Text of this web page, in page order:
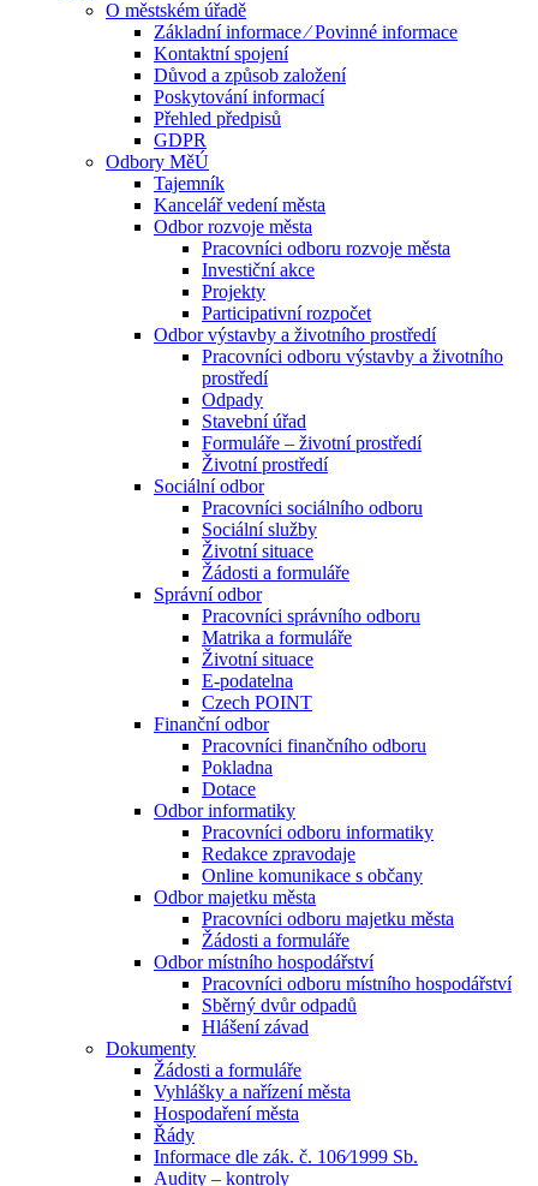
O městském úřadě
Základní informace ⁄ Povinné informace
Kontaktní spojení
Důvod a způsob založení
Poskytování informací
Přehled předpisů
GDPR
Odbory MěÚ
Tajemník
Kancelář vedení města
Odbor rozvoje města
Pracovníci odboru rozvoje města
Investiční akce
Projekty
Participativní rozpočet
Odbor výstavby a životního prostředí
Pracovníci odboru výstavby a životního
prostředí
Odpady
Stavební úřad
Formuláře – životní prostředí
Životní prostředí
Sociální odbor
Pracovníci sociálního odboru
Sociální služby
Životní situace
Žádosti a formuláře
Správní odbor
Pracovníci správního odboru
Matrika a formuláře
Životní situace
E-podatelna
Czech POINT
Finanční odbor
Pracovníci finančního odboru
Pokladna
Dotace
Odbor informatiky
Pracovníci odboru informatiky
Redakce zpravodaje
Online komunikace s občany
Odbor majetku města
Pracovníci odboru majetku města
Žádosti a formuláře
Odbor místního hospodářství
Pracovníci odboru místního hospodářství
Sběrný dvůr odpadů
Hlášení závad
Dokumenty
Žádosti a formuláře
Vyhlášky a nařízení města
Hospodaření města
Řády
Informace dle zák. č. 106⁄1999 Sb.
Audity – kontroly